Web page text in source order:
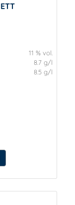
11 % vol.
8.7 g/l
8.5 g/l